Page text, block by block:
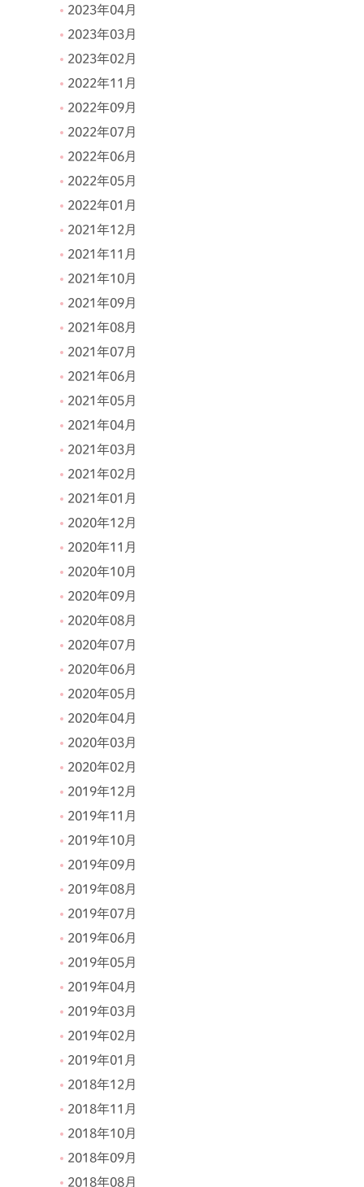
2023年04月
2023年03月
2023年02月
2022年11月
2022年09月
2022年07月
2022年06月
2022年05月
2022年01月
2021年12月
2021年11月
2021年10月
2021年09月
2021年08月
2021年07月
2021年06月
2021年05月
2021年04月
2021年03月
2021年02月
2021年01月
2020年12月
2020年11月
2020年10月
2020年09月
2020年08月
2020年07月
2020年06月
2020年05月
2020年04月
2020年03月
2020年02月
2019年12月
2019年11月
2019年10月
2019年09月
2019年08月
2019年07月
2019年06月
2019年05月
2019年04月
2019年03月
2019年02月
2019年01月
2018年12月
2018年11月
2018年10月
2018年09月
2018年08月